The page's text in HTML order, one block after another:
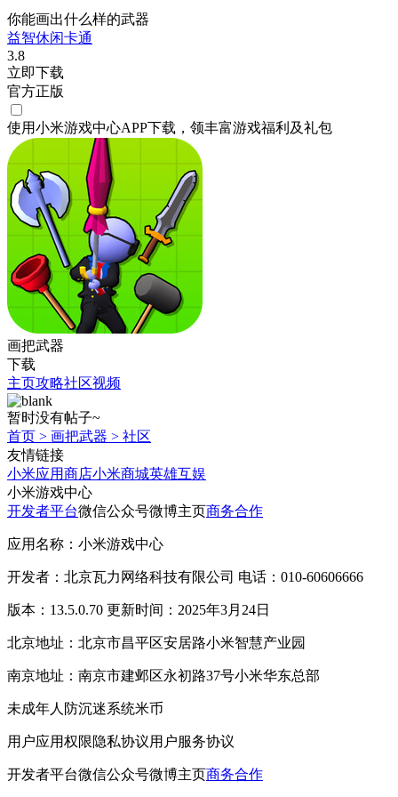
你能画出什么样的武器
益智休闲卡通
3.8
立即下载
官方正版
使用小米游戏中心APP下载 ，领丰富游戏福利 及礼包
画把武器
下载
主页攻略社区视频
暂时没有帖子~
首页 > 画把武器 > 社区
友情链接
小米应用商店小米商城英雄互娱
小米游戏中心
开发者平台微信公众号微博主页商务合作
应用名称：小米游戏中心
开发者：北京瓦力网络科技有限公司 电话：010-60606666
版本：13.5.0.70 更新时间：2025年3月24日
北京地址：北京市昌平区安居路小米智慧产业园
南京地址：南京市建邺区永初路37号小米华东总部
未成年人防沉迷系统米币
用户应用权限隐私协议用户服务协议
开发者平台微信公众号微博主页商务合作